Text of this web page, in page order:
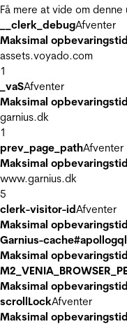
Få mere at vide om
__clerk_debugAfventer
Maksimal opbevaringstid
assets.voyado.com
1
_vaSAfventer
Maksimal opbevaringstid
garnius.dk
1
prev_page_pathAfventer
Maksimal opbevaringstid
www.garnius.dk
5
clerk-visitor-idAfventer
Maksimal opbevaringstid
Garnius-cache#apollogql
Maksimal opbevaringstid
Maksimal opbevaringstid
scrollLockAfventer
Maksimal opbevaringstid